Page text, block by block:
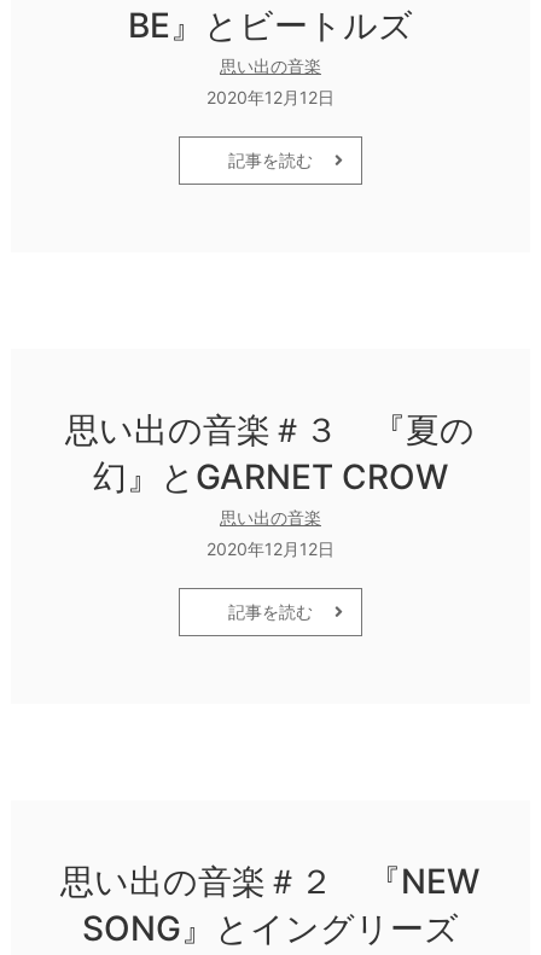
BE』とビートルズ
思い出の音楽
2020年12月12日
記事を読む
思い出の音楽＃３ 『夏の
幻』とGARNET CROW
思い出の音楽
2020年12月12日
記事を読む
思い出の音楽＃２ 『NEW
SONG』とイングリーズ